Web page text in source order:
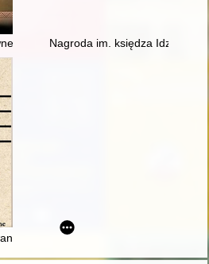
PolsceNagroda im. księdza Idziego
epistolografii emigracyjnej na